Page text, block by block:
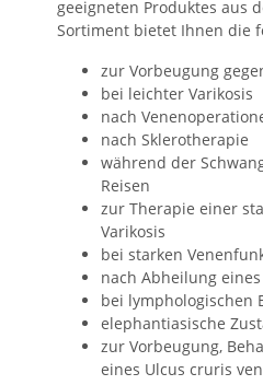
geeigneten Produktes aus
Sortiment bietet Ihnen die
zur Vorbeugung
bei leichter Varikosis
nach
nach Sklerotherapie
während der
Reisen
zur Therapie einer
Varikosis
bei starken
nach Abheilung
bei lymphologischen
elephantiasische
zur Vorbeugung,
eines Ulcus cruris